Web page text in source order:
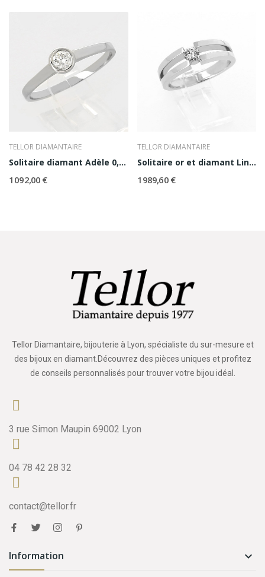
TELLOR DIAMANTAIRE
Solitaire diamant Adèle 0,20 ct
1 092,00 €
TELLOR DIAMANTAIRE
Solitaire or et diamant Linda
1 989,60 €
Tellor Diamantaire, bijouterie à Lyon, spécialiste du sur-mesure et
des bijoux en diamant.Découvrez des pièces uniques et profitez
de conseils personnalisés pour trouver votre bijou idéal.
3 rue Simon Maupin 69002 Lyon
04 78 42 28 32
contact@tellor.fr
Information 